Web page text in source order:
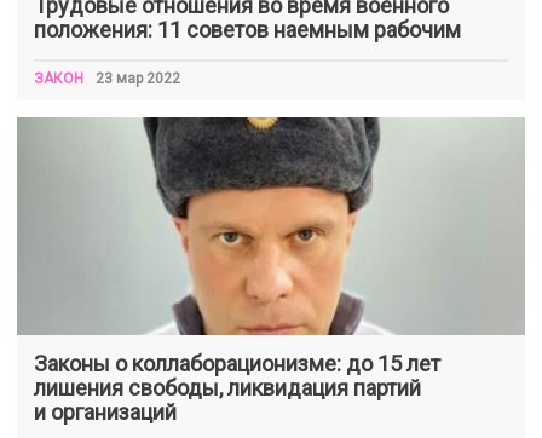
положения: 11 советов наемным рабочим
ЗАКОН 23 мар 2022
Законы о коллаборационизме: до 15 лет
лишения свободы, ликвидация партий
и организаций